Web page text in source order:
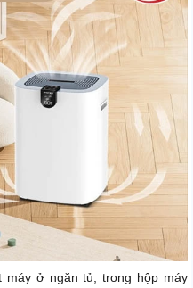
ở ngăn tủ, trong hộp máy